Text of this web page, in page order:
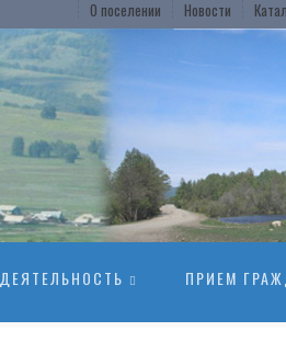
О поселении Новости
ДЕЯТЕЛЬНОСТЬ ПРИЕМ